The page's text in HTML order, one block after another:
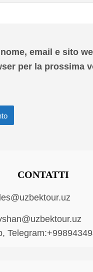
email e sito
per la prossima
CONTATTI